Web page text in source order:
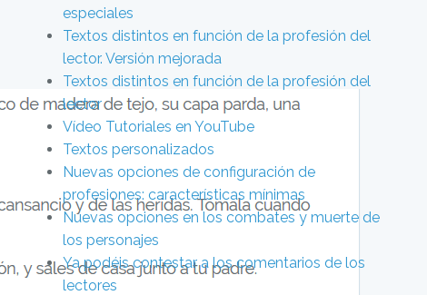
especiales
Textos distintos en función de la profesión del
lector. Versión mejorada
Textos distintos en función de la profesión del
lector
Vídeo Tutoriales en YouTube
Textos personalizados
Nuevas opciones de configuración de
profesiones: características mínimas
Nuevas opciones en los combates y muerte de
los personajes
Ya podéis contestar a los comentarios de los
lectores